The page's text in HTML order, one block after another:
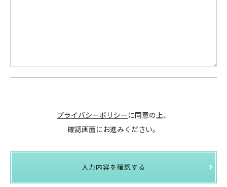
プライバシーポリシーに同意の上、
確認画面にお進みください。
入力内容を確認する